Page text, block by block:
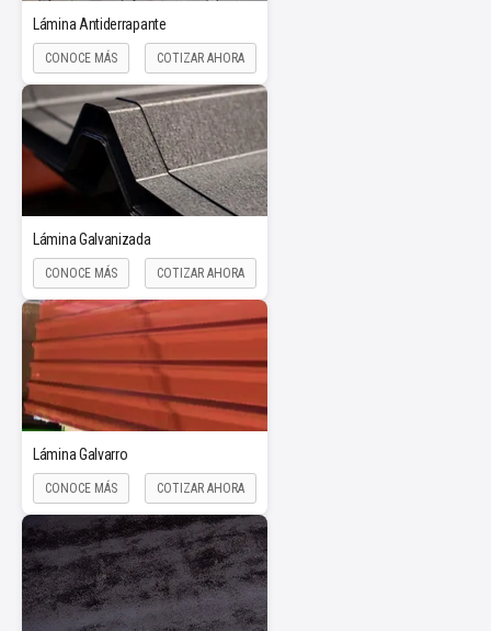
Lámina Antiderrapante
CONOCE MÁS COTIZAR AHORA
Lámina Galvanizada
CONOCE MÁS COTIZAR AHORA
Lámina Galvarro
CONOCE MÁS COTIZAR AHORA